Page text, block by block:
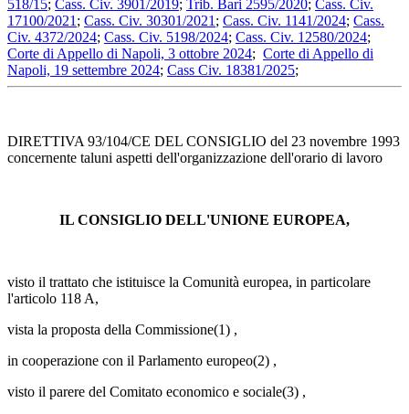
518/15; Cass. Civ. 3901/2019; Trib. Bari 2595/2020; Cass. Civ.
17100/2021 ; Cass. Civ. 30301/2021 ; Cass. Civ. 1141/2024; Cass.
Civ. 4372/2024; Cass. Civ. 5198/2024; Cass. Civ. 12580/2024;
Corte di Appello di Napoli, 3 ottobre 2024; Corte di Appello di
Napoli, 19 settembre 2024; Cass Civ. 18381/2025;
DIRETTIVA 93/104/CE DEL CONSIGLIO del 23 novembre 1993
concernente taluni aspetti dell'organizzazione dell'orario di lavoro
IL CONSIGLIO DELL'UNIONE EUROPEA,
visto il trattato che istituisce la Comunità europea, in particolare
l'articolo 118 A,
vista la proposta della Commissione(1) ,
in cooperazione con il Parlamento europeo(2) ,
visto il parere del Comitato economico e sociale(3) ,